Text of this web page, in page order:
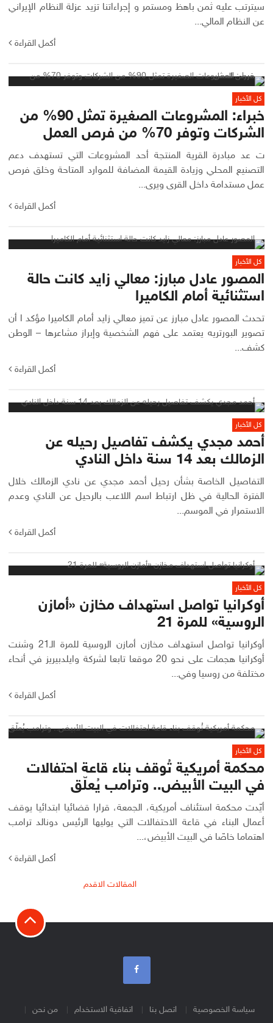
سيترتب عليه ثمن باهظ ومستمر و إجراءاتنا تزيد عزلة النظام الإيراني
عن النظام المالي...
أكمل القراءة
كل الأخبار
خبراء: المشروعات الصغيرة تمثل 90% من
الشركات وتوفر 70% من فرص العمل
ت عد مبادرة القرية المنتجة أحد المشروعات التي تستهدف دعم
التصنيع المحلي وزيادة القيمة المضافة للموارد المتاحة وخلق فرص
عمل مستدامة داخل القرى ويرى...
أكمل القراءة
كل الأخبار
المصور عادل مبارز: معالي زايد كانت حالة
استثنائية أمام الكاميرا
تحدث المصور عادل مبارز عن تميز معالي زايد أمام الكاميرا مؤكد ا أن
تصوير البورتريه يعتمد على فهم الشخصية وإبراز مشاعرها – الوطن
كشف...
أكمل القراءة
كل الأخبار
أحمد مجدي يكشف تفاصيل رحيله عن
الزمالك بعد 14 سنة داخل النادي
التفاصيل الخاصة بشأن رحيل أحمد مجدي عن نادي الزمالك خلال
الفترة الحالية في ظل ارتباط اسم اللاعب بالرحيل عن النادي وعدم
الاستمرار في الموسم...
أكمل القراءة
كل الأخبار
أوكرانيا تواصل استهداف مخازن «أمازن
الروسية» للمرة 21
أوكرانيا تواصل استهداف مخازن أمازن الروسية للمرة الـ21 وشنت
أوكرانيا هجمات على نحو 20 موقعا تابعا لشركة وايلدبيريز في أنحاء
مختلفة من روسيا وفي...
أكمل القراءة
كل الأخبار
محكمة أمريكية تُوقف بناء قاعة احتفالات
في البيت الأبيض.. وترامب يُعلّق
أيّدت محكمة استئناف أمريكية، الجمعة، قرارا قضائيا ابتدائيا يوقف
أعمال البناء في قاعة الاحتفالات التي يوليها الرئيس دونالد ترامب
اهتماما خاصّا في البيت الأبيض،...
أكمل القراءة
المقالات الاقدم
سياسة الخصوصية اتصل بنا اتفاقية الاستخدام
من نحن